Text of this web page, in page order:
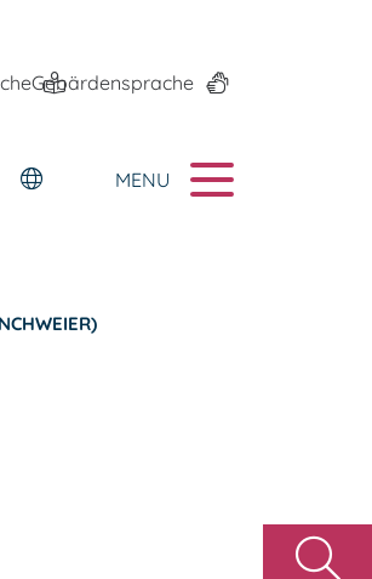
Gebärdensprache
MENU